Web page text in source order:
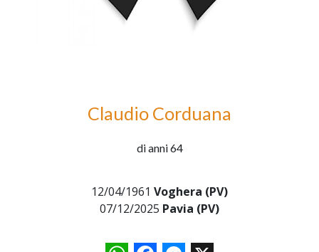
Claudio Corduana
di anni 64
12/04/1961 Voghera (PV)
07/12/2025 Pavia (PV)